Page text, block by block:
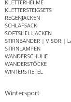
KLETTERHELME
KLETTERSTEIGSETS
REGENJACKEN
SCHLAFSACK
SOFTSHELLJACKEN
STIRNBÄNDER | VISOR |
STIRNLAMPEN
WANDERSCHUHE
WANDERSTÖCKE
WINTERSTIEFEL
Wintersport